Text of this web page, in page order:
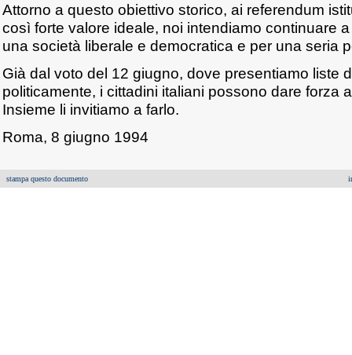
Attorno a questo obiettivo storico, ai referendum
così forte valore ideale, noi intendiamo continuare
una società liberale e democratica e per una seria
Già dal voto del 12 giugno, dove presentiamo liste
politicamente, i cittadini italiani possono dare forza
Insieme li invitiamo a farlo.
Roma, 8 giugno 1994
stampa questo documento